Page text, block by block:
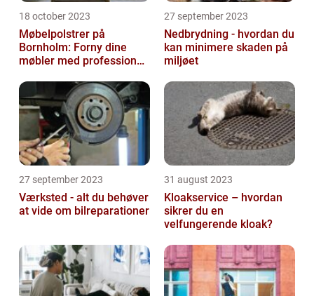
18 october 2023
Møbelpolstrer på
Bornholm: Forny dine
møbler med professionel
27 september 2023
Nedbrydning - hvordan du
kan minimere skaden på
miljøet
27 september 2023
Værksted - alt du behøver
at vide om bilreparationer
31 august 2023
Kloakservice – hvordan
sikrer du en
velfungerende kloak?